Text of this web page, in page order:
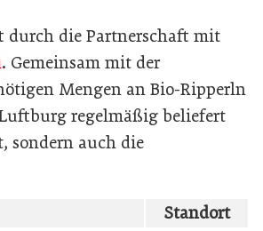
durch die Partnerschaft mit
. Gemeinsam mit der
Mengen an Bio-Ripperln
regelmäßig beliefert
sondern auch die
Standort